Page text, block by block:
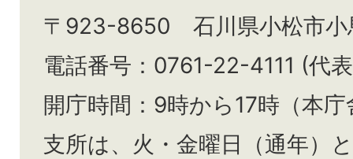
〒923-8650 石川県小松市小
電話番号：0761-22-4111 (代
開庁時間：9時から17時（本
支所は、火・金曜日（通年）と